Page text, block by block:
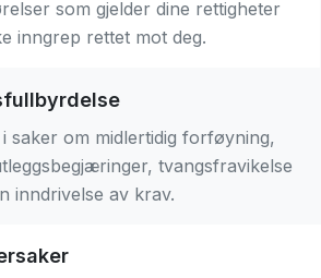
som gjelder dine rettigheter
inngrep rettet mot deg.
saker om midlertidig forføyning,
tvangsfravikelse
inndrivelse av krav.